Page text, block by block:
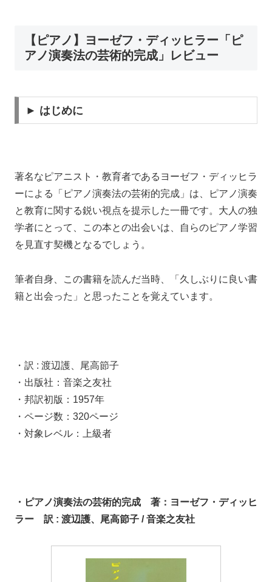
【ピアノ】ヨーゼフ・ディッヒラー「ピ
アノ演奏法の芸術的完成」レビュー
► はじめに
著名なピアニスト・教育者であるヨーゼフ・ディッヒラ
ーによる「ピアノ演奏法の芸術的完成」は、ピアノ演奏
と教育に関する鋭い視点を提示した一冊です。大人の独
学者にとって、この本との出会いは、自らのピアノ学習
を見直す契機となるでしょう。
筆者自身、この書籍を読んだ当時、「久しぶりに良い書
籍と出会った」と思ったことを覚えています。
・訳 : 渡辺護、尾高節子
・出版社：音楽之友社
・邦訳初版：1957年
・ページ数：320ページ
・対象レベル：上級者
・ピアノ演奏法の芸術的完成 著：ヨーゼフ・ディッヒ
ラー 訳 : 渡辺護、尾高節子 / 音楽之友社